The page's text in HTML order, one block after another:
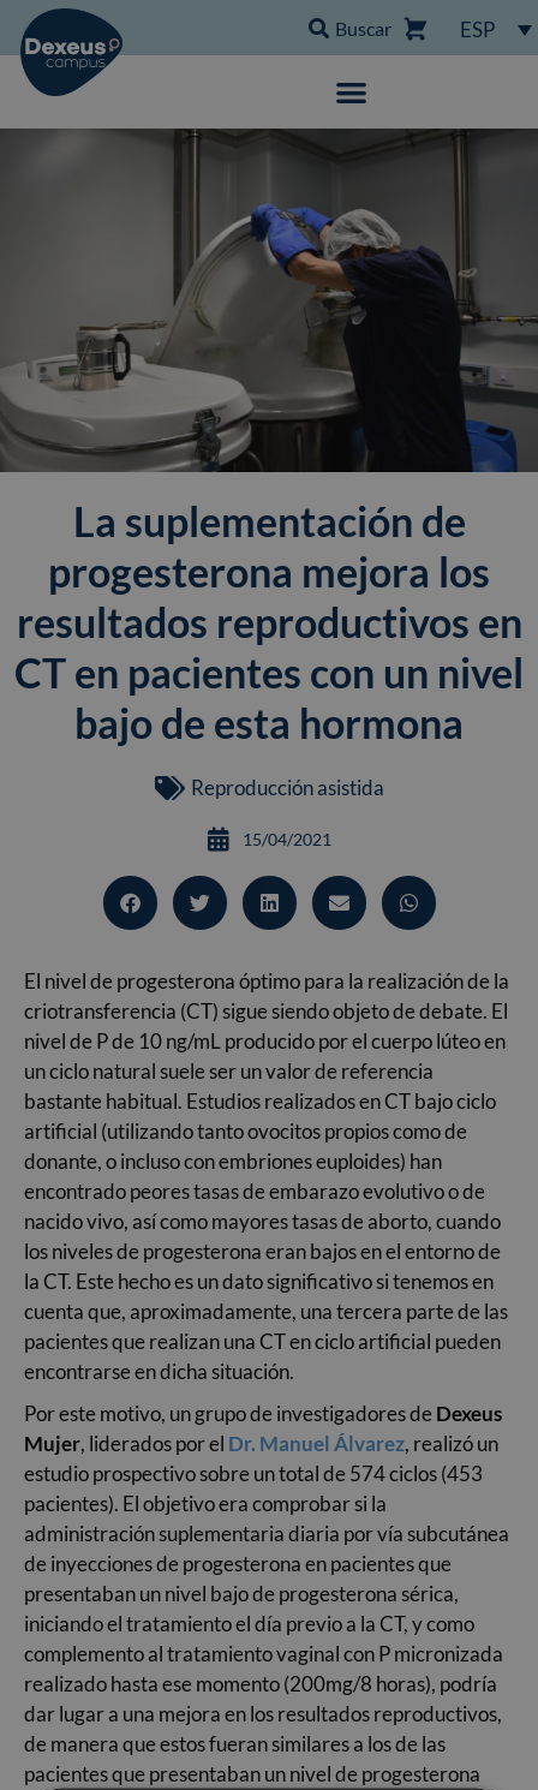
Buscar ESP
La suplementación de
progesterona mejora los
resultados reproductivos en
CT en pacientes con un nivel
bajo de esta hormona
Reproducción asistida
15/04/2021
El nivel de progesterona óptimo para la realización de la
criotransferencia (CT) sigue siendo objeto de debate. El
nivel de P de 10 ng/mL producido por el cuerpo lúteo en
un ciclo natural suele ser un valor de referencia
bastante habitual. Estudios realizados en CT bajo ciclo
artificial (utilizando tanto ovocitos propios como de
donante, o incluso con embriones euploides) han
encontrado peores tasas de embarazo evolutivo o de
nacido vivo, así como mayores tasas de aborto, cuando
los niveles de progesterona eran bajos en el entorno de
la CT. Este hecho es un dato significativo si tenemos en
cuenta que, aproximadamente, una tercera parte de las
pacientes que realizan una CT en ciclo artificial pueden
encontrarse en dicha situación.
Por este motivo, un grupo de investigadores deDexeus
Mujer, liderados por el Dr. Manuel Álvarez, realizó un
estudio prospectivo sobre un total de 574 ciclos (453
pacientes). El objetivo era comprobar si la
administración suplementaria diaria por vía subcutánea
de inyecciones de progesterona en pacientes que
presentaban un nivel bajo de progesterona sérica,
iniciando el tratamiento el día previo a la CT, y como
complemento al tratamiento vaginal con P micronizada
realizado hasta ese momento (200mg/8 horas), podría
dar lugar a una mejora en los resultados reproductivos,
de manera que estos fueran similares a los de las
pacientes que presentaban un nivel de progesterona